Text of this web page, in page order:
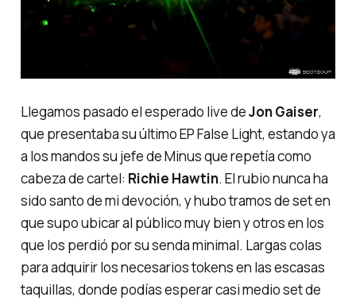
Llegamos pasado el esperado livedeJon Gaiser,
que presentaba su último EPFalse Light, estando ya
a los mandos su jefe deMinusque repetía como
cabeza de cartel: Richie Hawtin. El rubio nunca ha
sido santo de mi devoción, y hubo tramos de set en
que supo ubicar al público muy bien y otros en los
que los perdió por su sendaminimal. Largas colas
para adquirir los necesariostokensen las escasas
taquillas, donde podías esperar casi medio set de